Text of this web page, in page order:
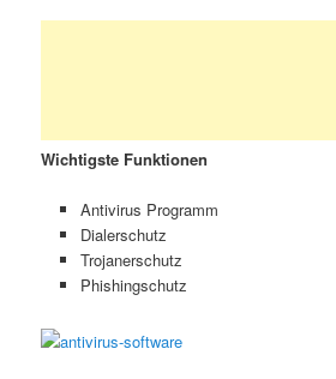
Wichtigste Funktionen
Antivirus Programm
Dialerschutz
Trojanerschutz
Phishingschutz